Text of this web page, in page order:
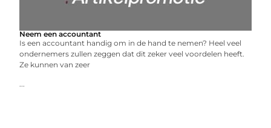
Neem een accountant
Is een accountant handig om in de hand te nemen? Heel veel
ondernemers zullen zeggen dat dit zeker veel voordelen heeft.
Ze kunnen van zeer
...